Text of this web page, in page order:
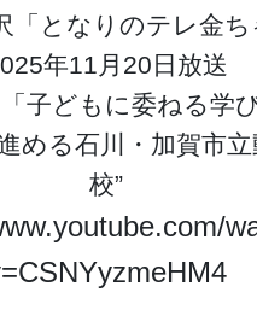
「となりのテレ金ち
年11月20日放送
「子どもに委ねる学び
める石川・加賀市
校”